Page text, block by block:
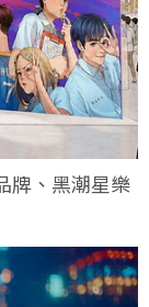
牌、黑潮星樂